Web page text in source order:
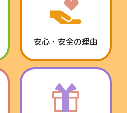
安心・安全の理由